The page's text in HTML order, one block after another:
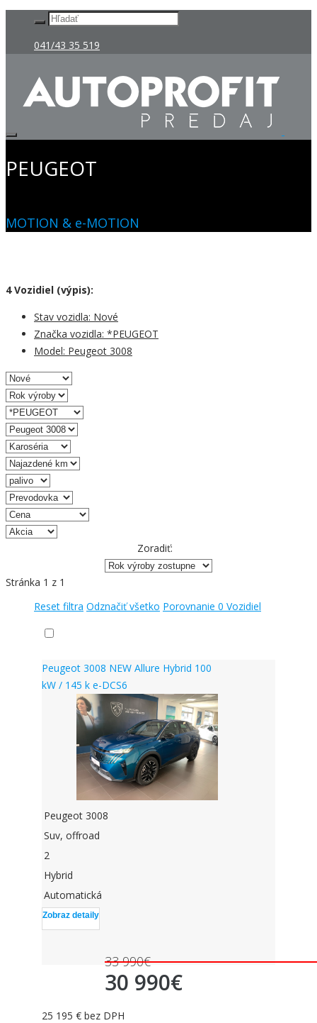
041/43 35 519
PEUGEOT
MOTION & e-MOTION
4 Vozidiel (výpis):
Stav vozidla: Nové
Značka vozidla: *PEUGEOT
Model: Peugeot 3008
Zoradiť:
Stránka 1 z 1
Reset filtra Odznačiť všetko Porovnanie 0 Vozidiel
Peugeot 3008 NEW Allure Hybrid 100
kW / 145 k e-DCS6
Peugeot 3008
Suv, offroad
2
Hybrid
Automatická
Zobraz detaily
33 990€
30 990€
25 195 € bez DPH